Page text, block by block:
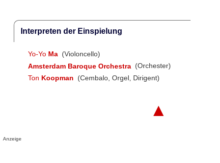
Interpreten der Einspielung
Yo-Yo Ma (Violoncello)
Amsterdam Baroque Orchestra (Orchester)
Ton Koopman (Cembalo, Orgel, Dirigent)
▲
Anzeige